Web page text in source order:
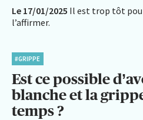
Le 17/01/2025 Il est trop tôt
#GRIPPE
Est ce possible
blanche et la
temps ?